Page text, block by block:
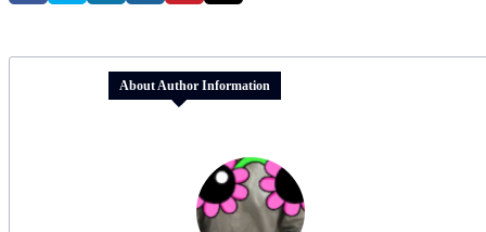
About Author Information